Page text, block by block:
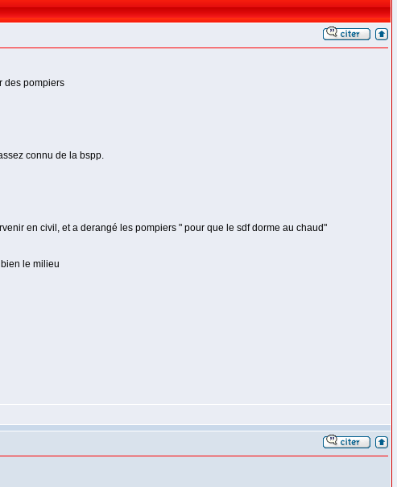
des pompiers
connu de la bspp.
en civil, et a derangé les pompiers " pour que le sdf dorme au chaud"
le milieu